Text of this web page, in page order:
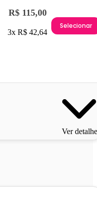
R$ 115,00
3x R$ 42,64
Selecionar
Ver